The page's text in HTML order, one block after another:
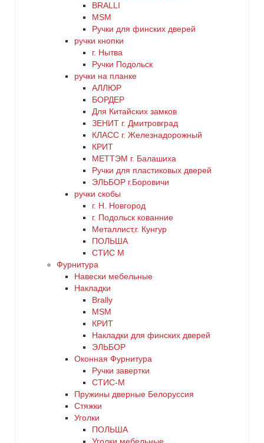
BRALLI
MSM
Ручки для финских дверей
ручки кнопки
г. Нытва
Ручки Подольск
ручки на планке
АЛЛЮР
БОРДЕР
Для Китайских замков
ЗЕНИТ г. Дмитровград
КЛАСС г. Железнадорожный
КРИТ
МЕТТЭМ г. Балашиха
Ручки для пластиковых дверей
ЭЛЬБОР г.Боровичи
ручки скобы
г. Н. Новгород
г. Подольск кованние
Металлист,г. Кунгур
ПОЛЬША
СТИС М
Фурнитура
Навески мебельные
Накладки
Brally
MSM
КРИТ
Накладки для финских дверей
ЭЛЬБОР
Оконная Фурнитура
Ручки завертки
СТИС-М
Пружины дверные Белоруссия
Стяжки
Уголки
ПОЛЬША